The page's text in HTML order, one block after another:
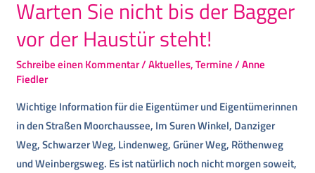
Warten Sie nicht bis der Bagger
vor der Haustür steht!
Schreibe einen Kommentar/Aktuelles,Termine/Anne
Fiedler
Wichtige Information für die Eigentümer und Eigentümerinnen
in den Straßen Moorchaussee, Im Suren Winkel, Danziger
Weg, Schwarzer Weg, Lindenweg, Grüner Weg, Röthenweg
und Weinbergsweg. Es ist natürlich noch nicht morgen soweit,
steht!